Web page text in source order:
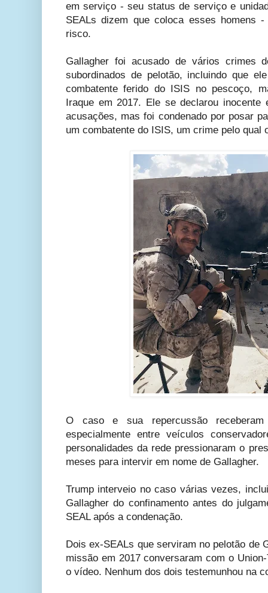
em serviço - seu status de serviço e
SEALs dizem que coloca esses homens
risco.
Gallagher foi acusado de vários crimes
subordinados de pelotão, incluindo que
combatente ferido do ISIS no pescoço,
Iraque em 2017. Ele se declarou
acusações, mas foi condenado por posar
um combatente do ISIS, um crime pelo qual
O caso e sua repercussão
especialmente entre veículos
personalidades da rede pressionaram o
meses para intervir em nome de Gallagher.
Trump interveio no caso várias vezes,
Gallagher do confinamento antes do
SEAL após a condenação.
Dois ex-SEALs que serviram no pelotão de
missão em 2017 conversaram com o
o vídeo. Nenhum dos dois testemunhou na